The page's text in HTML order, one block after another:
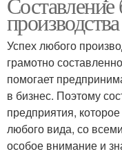
Успех любого
грамотно
помогает
в бизнес. Поэтому
предприятия,
любого вида, со
особое внимание и